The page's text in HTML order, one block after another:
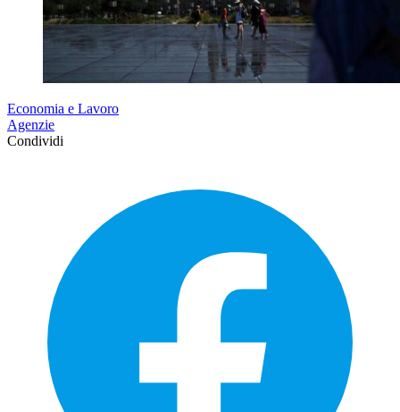
Economia e Lavoro
Agenzie
Condividi